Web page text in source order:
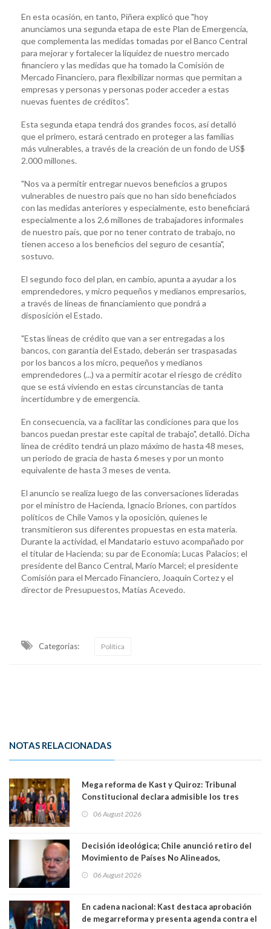
En esta ocasión, en tanto, Piñera explicó que "hoy
anunciamos una segunda etapa de este Plan de Emergencia,
que complementa las medidas tomadas por el Banco Central
para mejorar y fortalecer la liquidez de nuestro mercado
financiero y las medidas que ha tomado la Comisión de
Mercado Financiero, para flexibilizar normas que permitan a
empresas y personas y personas poder acceder a estas
nuevas fuentes de créditos".
Esta segunda etapa tendrá dos grandes focos, así detalló
que el primero, estará centrado en proteger a las familias
más vulnerables, a través de la creación de un fondo de US$
2.000 millones.
"Nos va a permitir entregar nuevos beneficios a grupos
vulnerables de nuestro país que no han sido beneficiados
con las medidas anteriores y especialmente, esto beneficiará
especialmente a los 2,6 millones de trabajadores informales
de nuestro país, que por no tener contrato de trabajo, no
tienen acceso a los beneficios del seguro de cesantía",
sostuvo.
El segundo foco del plan, en cambio, apunta a ayudar a los
emprendedores, y micro pequeños y medianos empresarios,
a través de líneas de financiamiento que pondrá a
disposición el Estado.
"Estas líneas de crédito que van a ser entregadas a los
bancos, con garantía del Estado, deberán ser traspasadas
por los bancos a los micro, pequeños y medianos
emprendedores (...) va a permitir acotar el riesgo de crédito
que se está viviendo en estas circunstancias de tanta
incertidumbre y de emergencia.
En consecuencia, va a facilitar las condiciones para que los
bancos puedan prestar este capital de trabajo", detalló. Dicha
línea de crédito tendrá un plazo máximo de hasta 48 meses,
un periodo de gracia de hasta 6 meses y por un monto
equivalente de hasta 3 meses de venta.
El anuncio se realiza luego de las conversaciones lideradas
por el ministro de Hacienda, Ignacio Briones, con partidos
políticos de Chile Vamos y la oposición, quienes le
transmitieron sus diferentes propuestas en esta materia.
Durante la actividad, el Mandatario estuvo acompañado por
el titular de Hacienda; su par de Economía; Lucas Palacios; el
presidente del Banco Central, Mario Marcel; el presidente
Comisión para el Mercado Financiero, Joaquín Cortez y el
director de Presupuestos, Matías Acevedo.
Categorias: Política
NOTAS RELACIONADAS
Mega reforma de Kast y Quiroz: Tribunal
Constitucional declara admisible los tres
06 August 2026
Decisión ideológica; Chile anunció retiro del
Movimiento de Países No Alineados,
1971. Excanciller Insulza lamentó decisión
06 August 2026
En cadena nacional: Kast destaca aprobación
de megarreforma y presenta agenda contra el